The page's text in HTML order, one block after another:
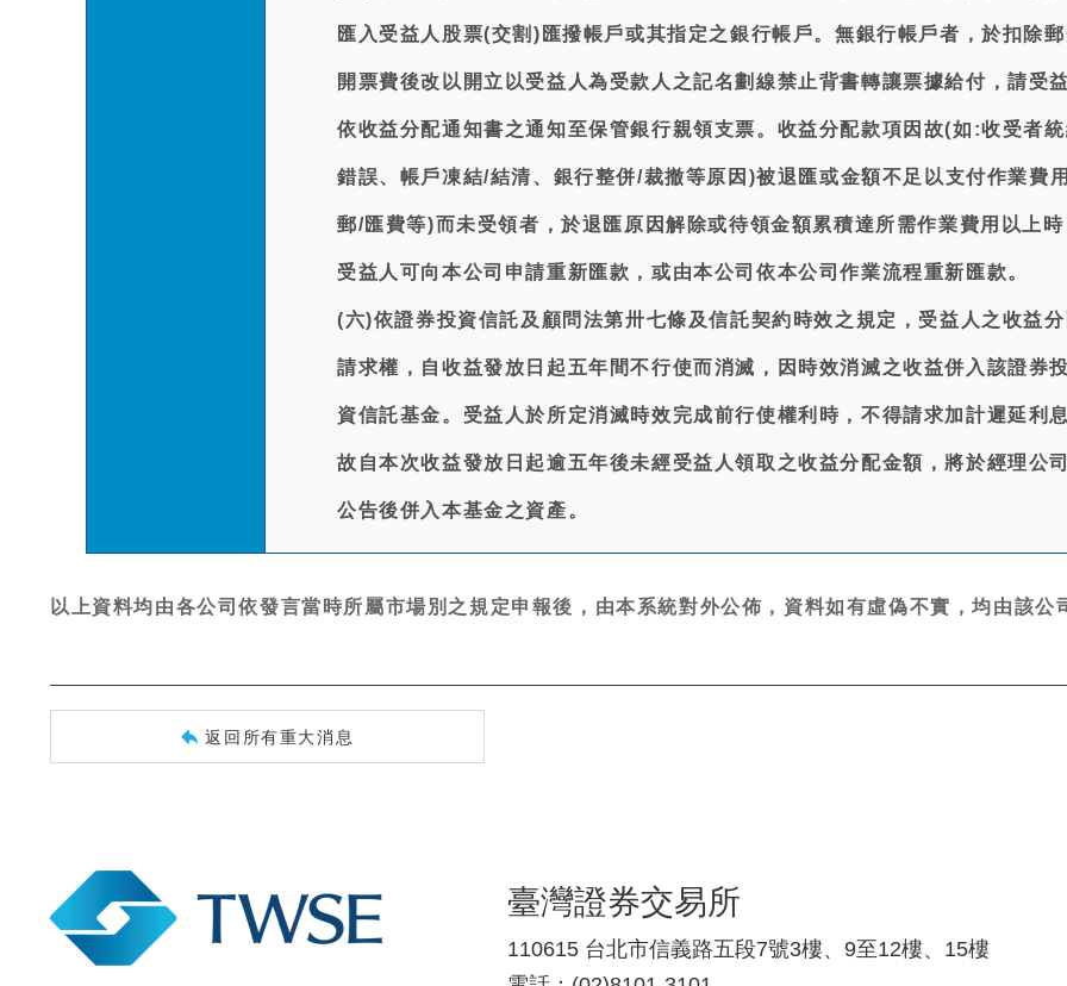
匯入受益人股票(交割)匯撥帳戶或其指定之銀行帳戶。無銀行帳戶者，於扣除郵
開票費後改以開立以受益人為受款人之記名劃線禁止背書轉讓票據給付，請受
依收益分配通知書之通知至保管銀行親領支票。收益分配款項因故(如:收受者
錯誤、帳戶凍結/結清、銀行整併/裁撤等原因)被退匯或金額不足以支付作業費
郵/匯費等)而未受領者，於退匯原因解除或待領金額累積達所需作業費用以上時
受益人可向本公司申請重新匯款，或由本公司依本公司作業流程重新匯款。
(六)依證券投資信託及顧問法第卅七條及信託契約時效之規定，受益人之收益
請求權，自收益發放日起五年間不行使而消滅，因時效消滅之收益併入該證券投
資信託基金。受益人於所定消滅時效完成前行使權利時，不得請求加計遲延利息
故自本次收益發放日起逾五年後未經受益人領取之收益分配金額，將於經理公司
公告後併入本基金之資產。
以上資料均由各公司依發言當時所屬市場別之規定申報後，由本系統對外公佈，資料如有虛偽不實，均由該公
返回所有重大消息
臺灣證券交易所
110615 台北市信義路五段7號3樓、9至12樓、15樓